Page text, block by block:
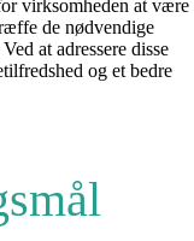
virksomheden at være
de nødvendige
at adressere disse
og et bedre